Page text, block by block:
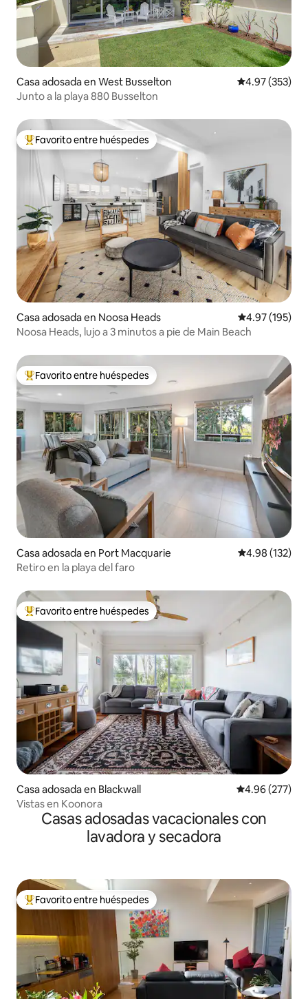
Casa adosada en West Busselton Calificación
4.97 (353)
Junto a la playa 880 Busselton
Favorito entre huéspedes preferido
Favorito entre huéspedes
Casa adosada en Noosa Heads Calificación
4.97 (195)
Noosa Heads, lujo a 3 minutos a pie de Main Beach
Favorito entre huéspedes preferido
Favorito entre huéspedes
Casa adosada en Port Macquarie Calificación
4.98 (132)
Retiro en la playa del faro
Favorito entre huéspedes preferido
Favorito entre huéspedes
Casa adosada en Blackwall Calificación
4.96 (277)
Vistas en Koonora
Casas adosadas vacacionales con
lavadora y secadora
Favorito entre huéspedes preferido
Favorito entre huéspedes